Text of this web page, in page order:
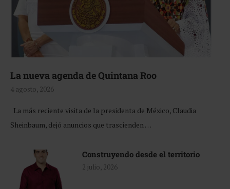
La nueva agenda de Quintana Roo
4 agosto, 2026
La más reciente visita de la presidenta de México, Claudia
Sheinbaum, dejó anuncios que trascienden …
Construyendo desde el territorio
2 julio, 2026